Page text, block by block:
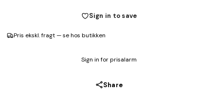
Sign in to save
Pris ekskl. fragt — se hos butikken
Sign in for prisalarm
Share